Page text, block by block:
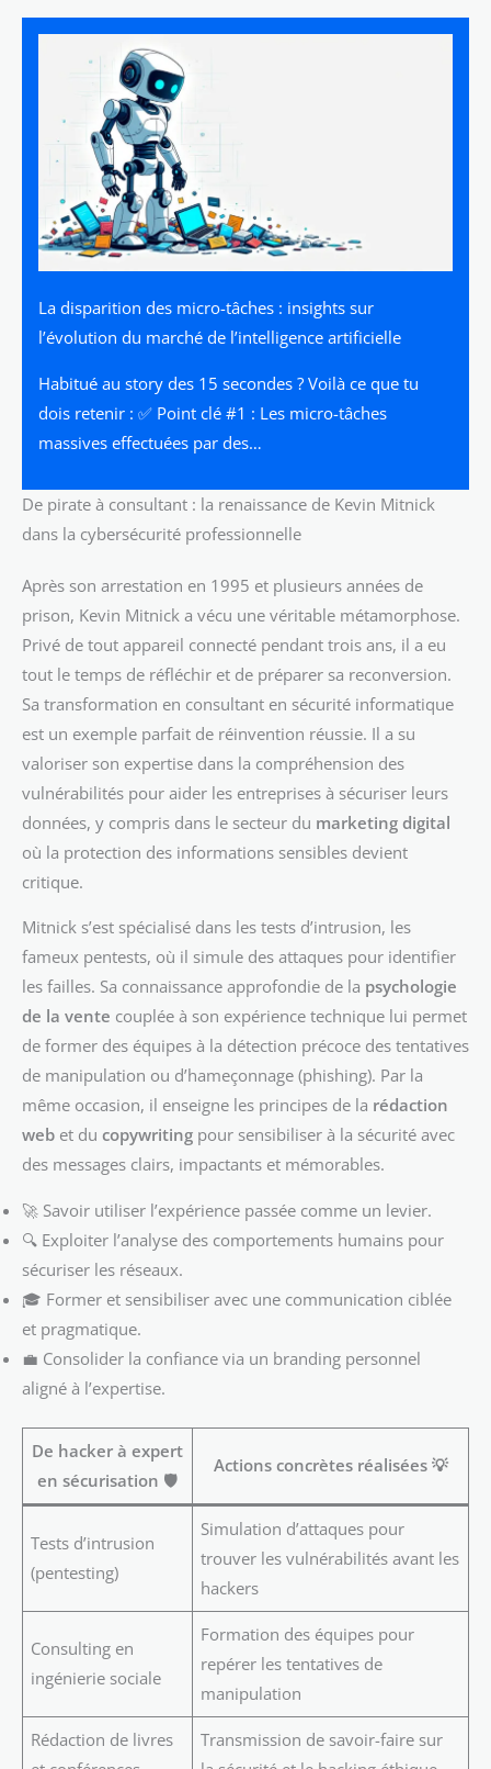
La disparition des micro-tâches : insights sur
l’évolution du marché de l’intelligence artificielle
Habitué au story des 15 secondes ? Voilà ce que tu
dois retenir : ✅ Point clé #1 : Les micro-tâches
massives effectuées par des…
De pirate à consultant : la renaissance de Kevin Mitnick
dans la cybersécurité professionnelle
Après son arrestation en 1995 et plusieurs années de
prison, Kevin Mitnick a vécu une véritable métamorphose.
Privé de tout appareil connecté pendant trois ans, il a eu
tout le temps de réfléchir et de préparer sa reconversion.
Sa transformation en consultant en sécurité informatique
est un exemple parfait de réinvention réussie. Il a su
valoriser son expertise dans la compréhension des
vulnérabilités pour aider les entreprises à sécuriser leurs
données, y compris dans le secteur du marketing digital
où la protection des informations sensibles devient
critique.
Mitnick s’est spécialisé dans les tests d’intrusion, les
fameux pentests, où il simule des attaques pour identifier
les failles. Sa connaissance approfondie de la psychologie
de la vente couplée à son expérience technique lui permet
de former des équipes à la détection précoce des tentatives
de manipulation ou d’hameçonnage (phishing). Par la
même occasion, il enseigne les principes de la rédaction
web et du copywriting pour sensibiliser à la sécurité avec
des messages clairs, impactants et mémorables.
🚀 Savoir utiliser l’expérience passée comme un levier.
🔍 Exploiter l’analyse des comportements humains pour
sécuriser les réseaux.
🎓 Former et sensibiliser avec une communication ciblée
et pragmatique.
💼 Consolider la confiance via un branding personnel
aligné à l’expertise.
De hacker à expert
en sécurisation 🛡️
Actions concrètes réalisées 💡
Tests d’intrusion
(pentesting)
Simulation d’attaques pour
trouver les vulnérabilités avant les
hackers
Consulting en
ingénierie sociale
Formation des équipes pour
repérer les tentatives de
manipulation
Rédaction de livres
Transmission de savoir-faire sur